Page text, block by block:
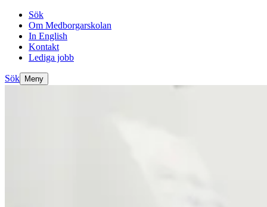
Sök
Om Medborgarskolan
In English
Kontakt
Lediga jobb
Sök Meny